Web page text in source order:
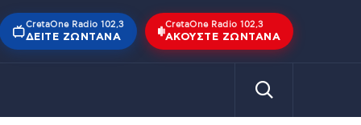
CretaOne Radio 102,3
ΔΕΊΤΕ ΖΩΝΤΑΝΆ
CretaOne Radio 102,3
ΑΚΟΎΣΤΕ ΖΩΝΤΑΝΆ